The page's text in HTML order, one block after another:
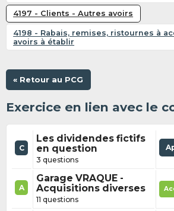
4197 - Clients - Autres avoirs
4198 - Rabais, remises, ristournes à
avoirs à établir
« Retour au PCG
Exercice en lien avec le
C
Les dividendes fictifs
en question
3 questions
A
Garage VRAQUE -
Acquisitions diverses
11 questions